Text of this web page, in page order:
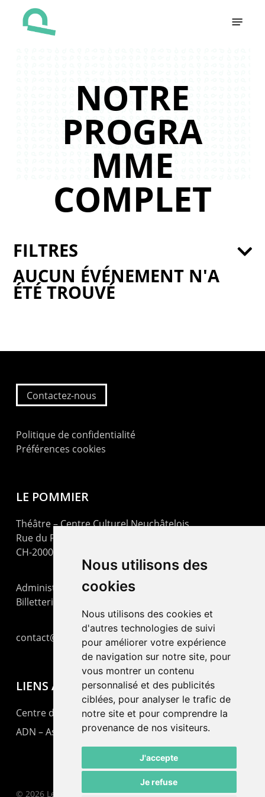
Nous utilisons des
cookies
Nous utilisons des cookies et
d'autres technologies de suivi
pour améliorer votre expérience
de navigation sur notre site, pour
vous montrer un contenu
personnalisé et des publicités
ciblées, pour analyser le trafic de
notre site et pour comprendre la
provenance de nos visiteurs.
J'accepte
Je refuse
NOTRE
PROGRA
MME
COMPLET
AUCUN ÉVÉNEMENT N'A
ÉTÉ TROUVÉ
FILTRES
Contactez-nous
Politique de confidentialité
Préférences cookies
LE POMMIER
Théâtre – Centre Culturel Neuchâtelois
Rue du Pommier 9
CH-2000 Neuchâtel
Administration : +41 32 725 03 03
Billetterie : +41 32 725 05 05
contact@lepommier.ch
LIENS AMIS
Centre de culture ABC
ADN – Association Danse Neuchâtel
© 2026 Le Pommier.